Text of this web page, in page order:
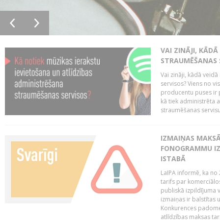
VAI ZINĀJI,
STRAUMĒŠANAS
Vai zināji, kādā
servisos? Viens no
producentu puses ir
kā tiek administrēta
straumēšanas
IZMAIŅAS
FONOGRAMMU
ISTABĀ
LaIPA informē, ka
tarifs par
publiskā izpildījuma
izmaiņas ir balstītas
Konkurences
atlīdzības maksas